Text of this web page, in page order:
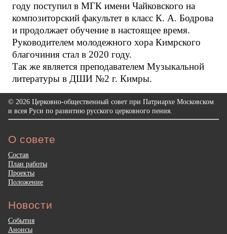
году поступил в МГК имени Чайковского на
композиторский факультет в класс К. А. Бодрова
и продолжает обучение в настоящее время.
Руководителем молодежного хора Кимрского
благочиния стал в 2020 году.
Так же является преподавателем Музыкальной
литературы в ДШИ №2 г. Кимры.
© 2026 Церковно-общественный совет при Патриархе Московском
и всея Руси по развитию русского церковного пения.
О совете
Состав
План работы
Проекты
Положение
Новости
События
Анонсы